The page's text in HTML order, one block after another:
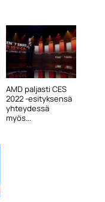
AMD paljasti CES
2022 -esityksensä
yhteydessä
myös...